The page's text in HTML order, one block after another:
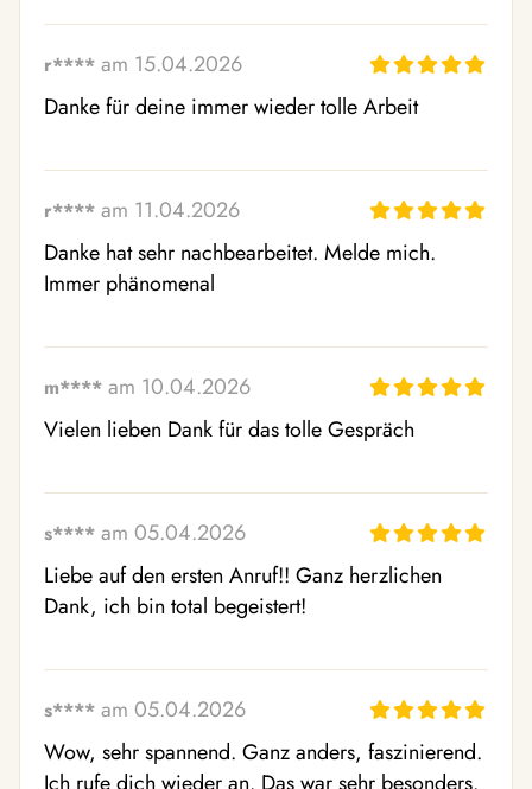
r**** am 15.04.2026
Danke für deine immer wieder tolle Arbeit
r**** am 11.04.2026
Danke hat sehr nachbearbeitet. Melde mich.
Immer phänomenal
m**** am 10.04.2026
Vielen lieben Dank für das tolle Gespräch
s**** am 05.04.2026
Liebe auf den ersten Anruf!! Ganz herzlichen
Dank, ich bin total begeistert!
s**** am 05.04.2026
Wow, sehr spannend. Ganz anders, faszinierend.